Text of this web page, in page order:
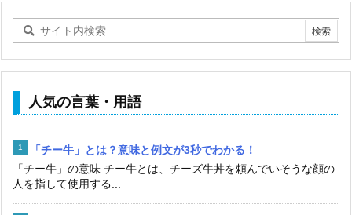
人気の言葉・用語
「チー牛」とは？意味と例文が3秒でわかる！
「チー牛」の意味 チー牛とは、チーズ牛丼を頼んでいそうな顔の
人を指して使用する...